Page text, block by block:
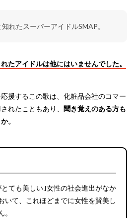
れたスーパーアイドルSMAP。
たアイドルは他にはいませんでした。
援するこの歌は、化粧品会社のコマー
れたこともあり、 聞き覚えのある方も
。
ても美しい｣女性の社会進出がなか
いて、これほどまでに女性を賛美し